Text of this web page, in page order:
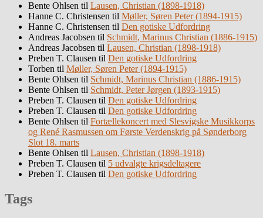
Bente Ohlsen til Lausen, Christian (1898-1918)
Hanne C. Christensen til Møller, Søren Peter (1894-1915)
Hanne C. Christensen til Den gotiske Udfordring
Andreas Jacobsen til Schmidt, Marinus Christian (1886-1915)
Andreas Jacobsen til Lausen, Christian (1898-1918)
Preben T. Clausen til Den gotiske Udfordring
Torben til Møller, Søren Peter (1894-1915)
Bente Ohlsen til Schmidt, Marinus Christian (1886-1915)
Bente Ohlsen til Schmidt, Peter Jørgen (1893-1915)
Preben T. Clausen til Den gotiske Udfordring
Preben T. Clausen til Den gotiske Udfordring
Bente Ohlsen til Fortællekoncert med Slesvigske Musikkorps
og René Rasmussen om Første Verdenskrig på Sønderborg
Slot 18. marts
Bente Ohlsen til Lausen, Christian (1898-1918)
Preben T. Clausen til 5 udvalgte krigsdeltagere
Preben T. Clausen til Den gotiske Udfordring
Tags